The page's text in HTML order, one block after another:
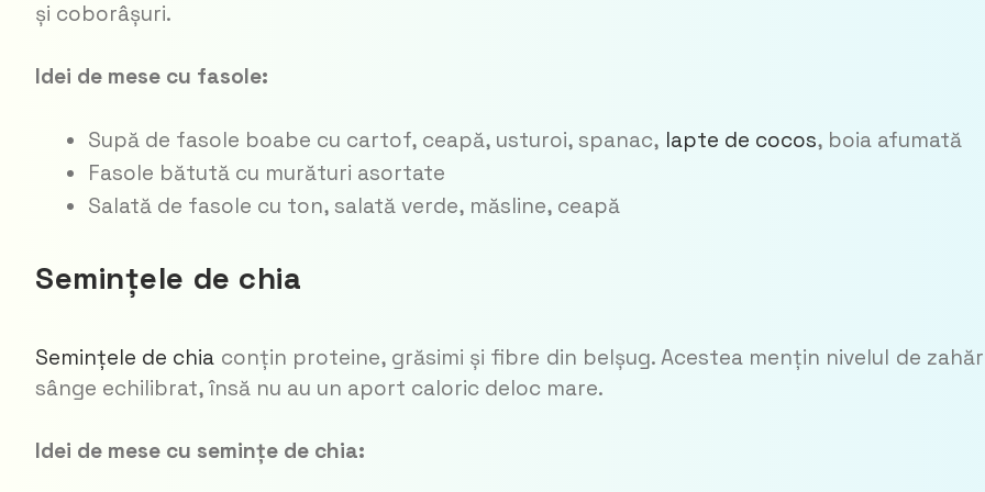
și coborâșuri.
Idei de mese cu fasole:
Supă de fasole boabe cu cartof, ceapă, usturoi, spanac, lapte de cocos, boia afumată
Fasole bătută cu murături asortate
Salată de fasole cu ton, salată verde, măsline, ceapă
Semințele de chia
Semințele de chia conțin proteine, grăsimi și fibre din belșug. Acestea mențin nivelul de
sânge echilibrat, însă nu au un aport caloric deloc mare.
Idei de mese cu semințe de chia: